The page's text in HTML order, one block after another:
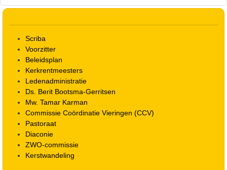
Scriba
Voorzitter
Beleidsplan
Kerkrentmeesters
Ledenadministratie
Ds. Berit Bootsma-Gerritsen
Mw. Tamar Karman
Commissie Coördinatie Vieringen (CCV)
Pastoraat
Diaconie
ZWO-commissie
Kerstwandeling